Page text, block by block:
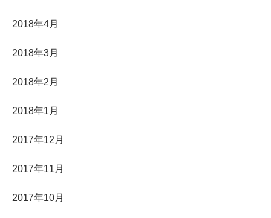
2018年4月
2018年3月
2018年2月
2018年1月
2017年12月
2017年11月
2017年10月